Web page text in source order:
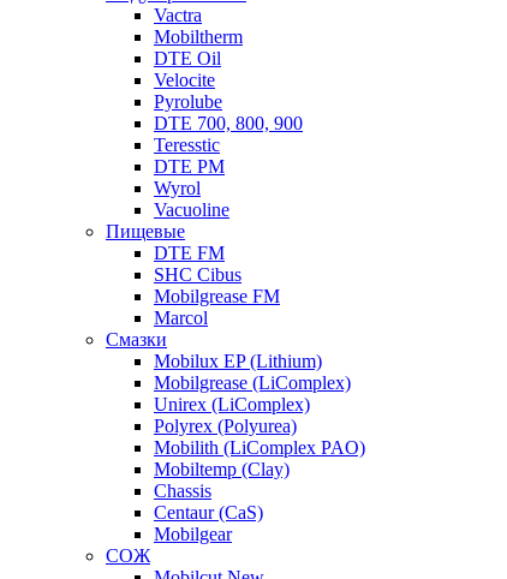
Vactra
Mobiltherm
DTE Oil
Velocite
Pyrolube
DTE 700, 800, 900
Teresstic
DTE PM
Wyrol
Vacuoline
Пищевые
DTE FM
SHC Cibus
Mobilgrease FM
Marcol
Смазки
Mobilux EP (Lithium)
Mobilgrease (LiComplex)
Unirex (LiComplex)
Polyrex (Polyurea)
Mobilith (LiComplex PAO)
Mobiltemp (Clay)
Chassis
Centaur (CaS)
Mobilgear
СОЖ